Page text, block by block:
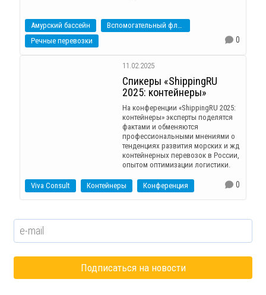
Амурский бассейн
Вспомогательный флот
Речные перевозки
0
11.02.2025
Спикеры «ShippingRU
2025: контейнеры»
На конференции «ShippingRU 2025:
контейнеры» эксперты поделятся
фактами и обменяются
профессиональными мнениями о
тенденциях развития морских и жд
контейнерных перевозок в России,
опытом оптимизации логистики.
Viva Consult Контейнеры Конференция 0